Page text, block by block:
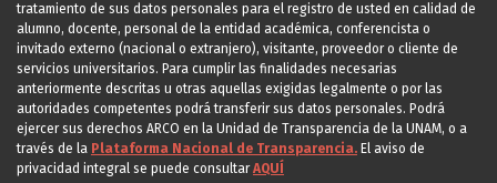
tratamiento de sus datos personales para el registro de usted en calidad de
alumno, docente, personal de la entidad académica, conferencista o
invitado externo (nacional o extranjero), visitante, proveedor o cliente de
servicios universitarios. Para cumplir las finalidades necesarias
anteriormente descritas u otras aquellas exigidas legalmente o por las
autoridades competentes podrá transferir sus datos personales. Podrá
ejercer sus derechos ARCO en la Unidad de Transparencia de la UNAM, o a
través de la Plataforma Nacional de Transparencia. El aviso de
privacidad integral se puede consultarAQUÍ